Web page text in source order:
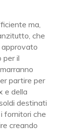
ma,
che
approvato
per il
partire per
e della
destinati
fornitori che
creando